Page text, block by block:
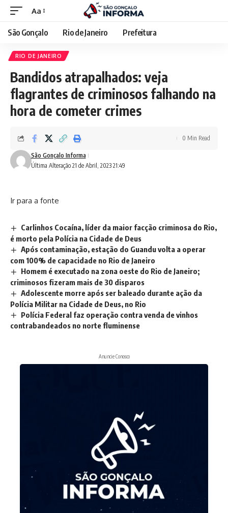
Aa
São Gonçalo Rio de Janeiro Prefeitura
RIO DE JANEIRO
Bandidos atrapalhados: veja
flagrantes de criminosos falhando na
hora de cometer crimes
Última Alteração 21 de Abril, 2023 21:49
São Gonçalo Informa
0 Min Read
Ir para a fonte
Carlinhos Cocaína, líder da maior facção criminosa do Rio,
é morto pela Polícia na Cidade de Deus
Após contaminação, estação do Guandu volta a operar
com 100% de capacidade no Rio de Janeiro
Homem é executado na zona oeste do Rio de Janeiro;
criminosos fizeram mais de 30 disparos
Adolescente morre após ser baleado durante ação da
Polícia Militar na Cidade de Deus, no Rio
Polícia Federal faz operação contra venda de vinhos
contrabandeados no norte fluminense
Anuncie Conosco